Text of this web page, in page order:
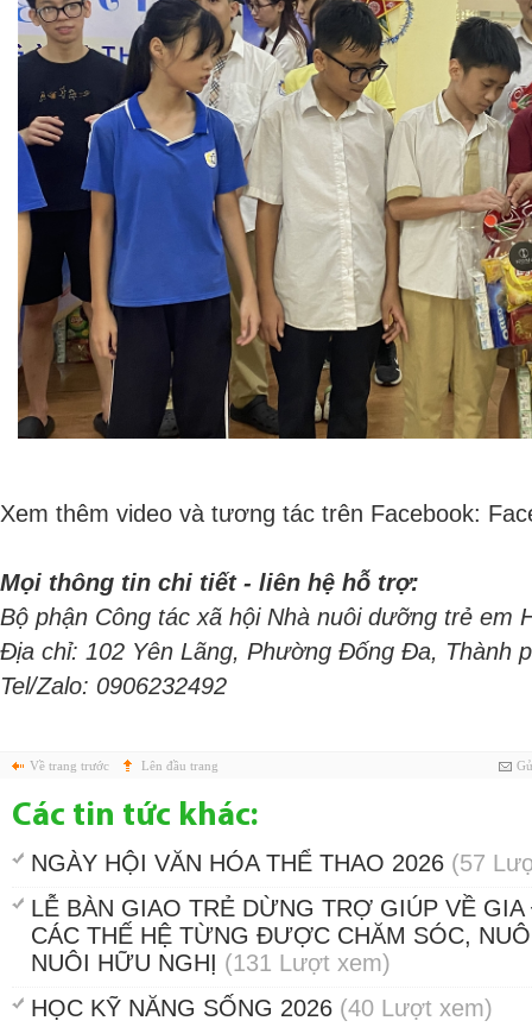
Xem thêm video và tương tác trên Facebook:
Mọi thông tin chi tiết - liên hệ hỗ trợ:
Bộ phận Công tác xã hội Nhà nuôi dưỡng trẻ em
Địa chỉ: 102 Yên Lãng, Phường Đống Đa, Thành
Tel/Zalo: 0906232492
Về trang trước Lên đầu trang
Các tin tức khác:
NGÀY HỘI VĂN HÓA THỂ THAO 2026 (57
LỄ BÀN GIAO TRẺ DỪNG TRỢ GIÚP VỀ
CÁC THẾ HỆ TỪNG ĐƯỢC CHĂM SÓC,
NUÔI HỮU NGHỊ (131 Lượt xem)
HỌC KỸ NĂNG SỐNG 2026 (40 Lượt xem)